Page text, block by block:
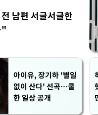
남편 서글서글한
아이유, 장기하 '별일
없이 산다' 선곡…쿨
한 일상 공개